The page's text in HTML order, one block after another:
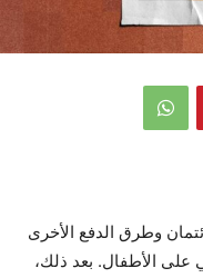
وطرق الدفع الأخرى
على الأطفال. بعد ذلك،